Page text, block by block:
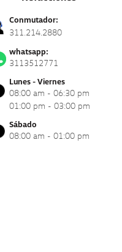
Conmutador:
311.214.2880
whatsapp:
3113512771
Lunes - Viernes
08:00 am - 06:30 pm
01:00 pm - 03:00 pm
Sábado
08:00 am - 01:00 pm